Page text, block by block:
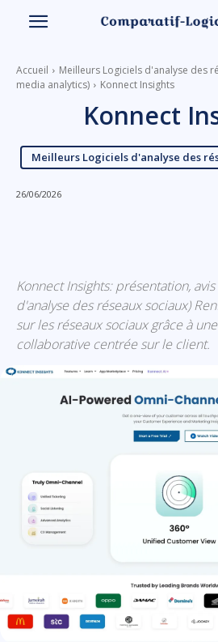
Accueil
Meilleurs Logiciels d'analyse des
media analytics)
Konnect Insights
Konnect
Meilleurs Logiciels d'analyse des
26/06/2026
Konnect Insights: présentation,
d'analyse des réseaux sociaux)
sur les réseaux sociaux grâce à
collaborative centrée sur le client.